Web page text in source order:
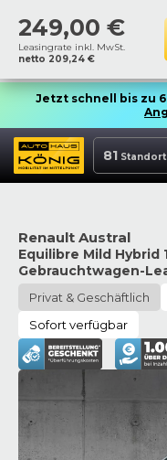
249,00 €
Leasingrate inkl. MwSt.
netto 209,24 €
Jetzt schnell bis zu
81
Renault Austral
Equilibre Mild Hybrid
Gebrauchtwagen-
Privat & Geschäftlich
Sofort verfügbar